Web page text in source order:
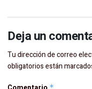
Deja un
Tu dirección de correo
obligatorios están